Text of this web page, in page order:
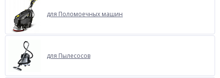
для Поломоечных машин
для Пылесосов